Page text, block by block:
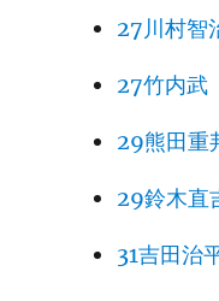
27川村智
27竹内武
29熊田重
29鈴木直
31吉田治